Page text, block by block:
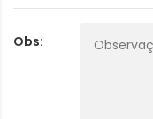
Obs: